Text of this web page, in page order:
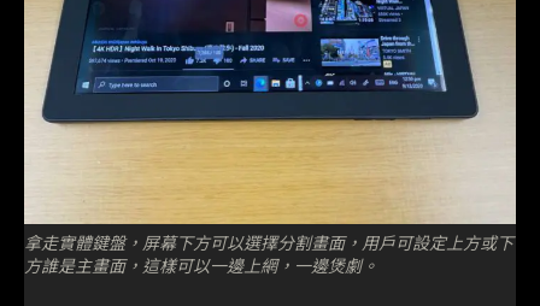
拿走實體鍵盤，屏幕下方可以選擇分割畫面，用戶可設定上方或下
方誰是主畫面，這樣可以一邊上網，一邊煲劇。